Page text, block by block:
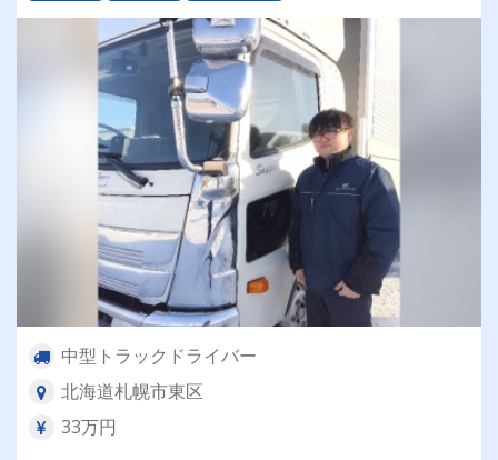
中型トラックドライバー
北海道札幌市東区
33万円